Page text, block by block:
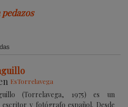
pedazos
EsTorrelavega
(Torrelavega, 1975) es un
y fotógrafo español. Desde